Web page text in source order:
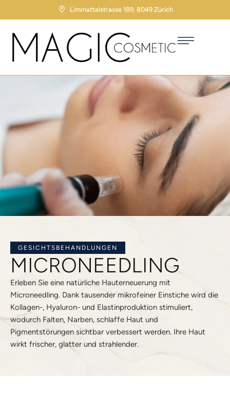
Limmattalstrasse 189, 8049 Zürich
GESICHTSBEHANDLUNGEN
MICRONEEDLING
Erleben Sie eine natürliche Hauterneuerung mit
Microneedling. Dank tausender mikrofeiner Einstiche wird die
Kollagen-, Hyaluron- und Elastinproduktion stimuliert,
wodurch Falten, Narben, schlaffe Haut und
Pigmentstörungen sichtbar verbessert werden. Ihre Haut
wirkt frischer, glatter und strahlender.